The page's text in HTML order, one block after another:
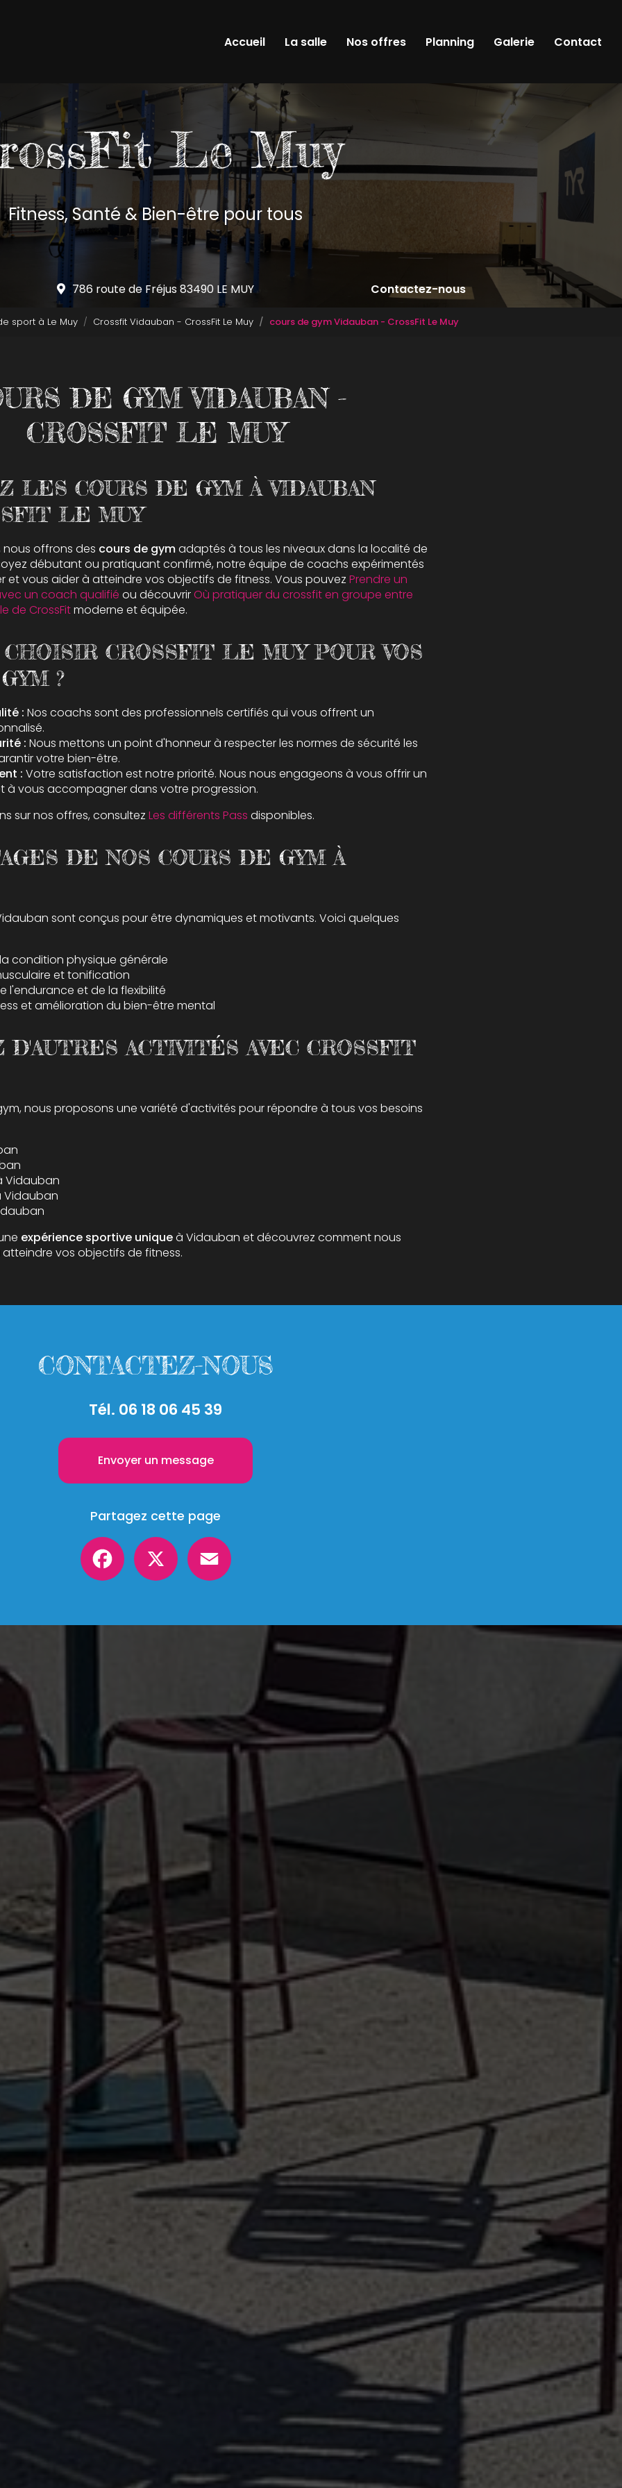
Accueil La salle Nos offres Planning Galerie Contact
Fitness, Santé & Bien-être pour tous
786 route de Fréjus83490 LE MUY Contactez-nous
sport à Le Muy Crossfit Vidauban - CrossFit Le Muy cours de gym Vidauban - CrossFit Le Muy
DE GYM VIDAUBAN -
CROSSFIT LE MUY
LES COURS DE GYM À VIDAUBAN
LE MUY
nous offrons des cours de gymadaptés à tous les niveaux dans la localité de
débutant ou pratiquant confirmé, notre équipe de coachs expérimentés
et vous aider à atteindre vos objectifs de fitness. Vous pouvez Prendre un
un coach qualifié ou découvrirOù pratiquer du crossfit en groupe entre
de CrossFitmoderne et équipée.
CROSSFIT LE MUY POUR VOS
?
: Nos coachs sont des professionnels certifiés qui vous offrent un
: Nous mettons un point d'honneur à respecter les normes de sécurité les
votre bien-être.
: Votre satisfaction est notre priorité. Nous nous engageons à vous offrir un
à vous accompagner dans votre progression.
sur nos offres, consultez Les différents Pass disponibles.
DE NOS COURS DE GYM À
sont conçus pour être dynamiques et motivants. Voici quelques
condition physique générale
et tonification
l'endurance et de la flexibilité
et amélioration du bien-être mental
ACTIVITÉS AVEC CROSSFIT
nous proposons une variété d'activités pour répondre à tous vos besoins
Vidauban
Vidauban
expérience sportive uniqueà Vidauban et découvrez comment nous
vos objectifs de fitness.
CONTACTEZ-NOUS
Tél. 06 18 06 45 39
Envoyer un message
Partagez cette page
Facebook